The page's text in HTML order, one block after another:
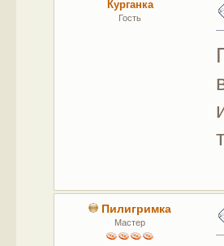
Курганка
Гость
Пилигримка
Мастер